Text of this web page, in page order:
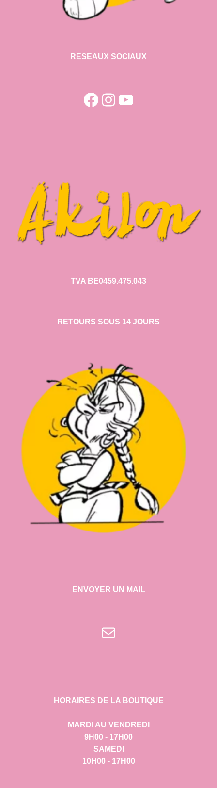
RESEAUX SOCIAUX
Facebook
Instagram
YouTube
TVA BE0459.475.043
RETOURS SOUS 14 JOURS
ENVOYER UN MAIL
E-mail
HORAIRES DE LA BOUTIQUE
MARDI AU VENDREDI
9H00 - 17H00
SAMEDI
10H00 - 17H00